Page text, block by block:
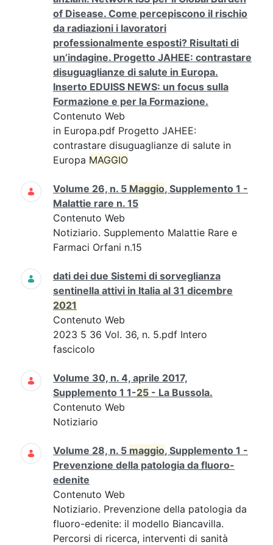
of Disease. Come percepiscono il rischio
da radiazioni i lavoratori
professionalmente esposti? Risultati di
un’indagine. Progetto JAHEE: contrastare
disuguaglianze di salute in Europa.
Inserto EDUISS NEWS: un focus sulla
Formazione e per la Formazione.
Contenuto Web
in Europa.pdf Progetto JAHEE:
contrastare disuguaglianze di salute in
Europa MAGGIO
Volume 26, n. 5 Maggio, Supplemento 1 -
Malattie rare n. 15
Contenuto Web
Notiziario. Supplemento Malattie Rare e
Farmaci Orfani n.15
dati dei due Sistemi di sorveglianza
sentinella attivi in Italia al 31 dicembre
2021
Contenuto Web
2023 5 36 Vol. 36, n. 5.pdf Intero
fascicolo
Volume 30, n. 4, aprile 2017,
Supplemento 1 1-25 - La Bussola.
Contenuto Web
Notiziario
Volume 28, n. 5 maggio, Supplemento 1 -
Prevenzione della patologia da fluoro-
edenite
Contenuto Web
Notiziario. Prevenzione della patologia da
fluoro-edenite: il modello Biancavilla.
Percorsi di ricerca, interventi di sanità